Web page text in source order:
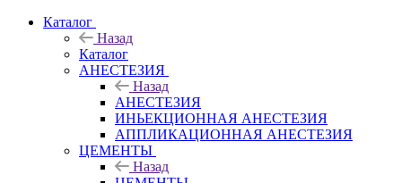
Каталог
Назад
Каталог
АНЕСТЕЗИЯ
Назад
АНЕСТЕЗИЯ
ИНЬЕКЦИОННАЯ АНЕСТЕЗИЯ
АППЛИКАЦИОННАЯ АНЕСТЕЗИЯ
ЦЕМЕНТЫ
Назад